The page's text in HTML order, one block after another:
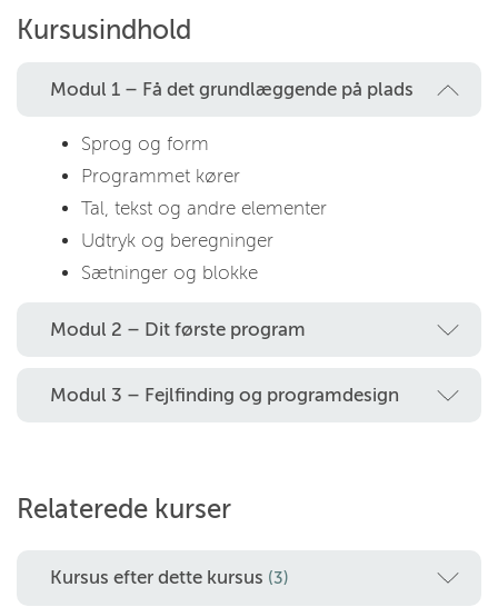
Kursusindhold
Modul 1 – Få det grundlæggende på plads
Sprog og form
Programmet kører
Tal, tekst og andre elementer
Udtryk og beregninger
Sætninger og blokke
Modul 2 – Dit første program
Modul 3 – Fejlfinding og programdesign
Relaterede kurser
Kursus efter dette kursus (3)